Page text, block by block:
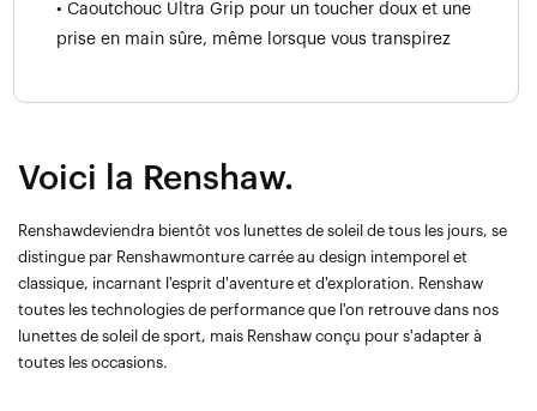
• Caoutchouc Ultra Grip pour un toucher doux et une
prise en main sûre, même lorsque vous transpirez
Voici la Renshaw.
Renshawdeviendra bientôt vos lunettes de soleil de tous les jours, se
distingue par Renshawmonture carrée au design intemporel et
classique, incarnant l'esprit d'aventure et d'exploration. Renshaw
toutes les technologies de performance que l'on retrouve dans nos
lunettes de soleil de sport, mais Renshaw conçu pour s'adapter à
toutes les occasions.